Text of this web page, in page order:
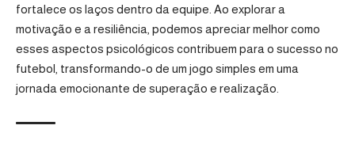
fortalece os laços dentro da equipe. Ao explorar a
motivação e a resiliência, podemos apreciar melhor como
esses aspectos psicológicos contribuem para o sucesso no
futebol, transformando-o de um jogo simples em uma
jornada emocionante de superação e realização.